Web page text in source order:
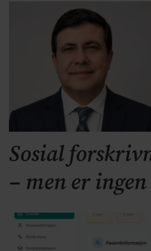
Sosial
– men er